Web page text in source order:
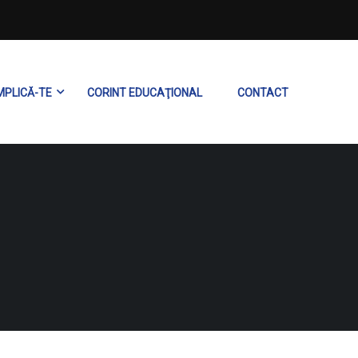
TE CORINT EDUCAŢIONAL CONTACT